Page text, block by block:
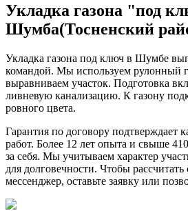
Укладка газона "под
Шумба(Тосненский
Укладка газона под ключ в Шумбе
командой. Мы используем рулонный
выравниваем участок. Подготовка
ливневую канализацию. К газону
ровного цвета.
Гарантия по договору подтверждает
работ. Более 12 лет опыта и свыше
за себя. Мы учитываем характер
для долговечности. Чтобы
мессенджер, оставьте заявку или